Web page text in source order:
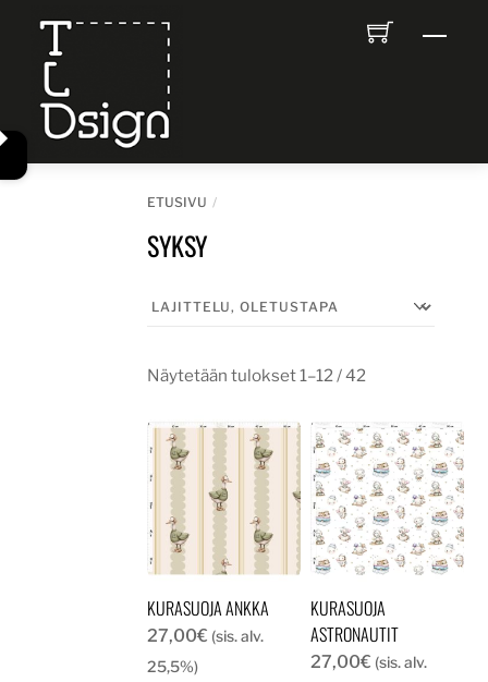
content
ETUSIVU
SYKSY
Näytetään tulokset 1–12 / 42
KURASUOJA ANKKA
27,00€ (sis. alv.
25,5%)
KURASUOJA
ASTRONAUTIT
27,00€ (sis. alv.